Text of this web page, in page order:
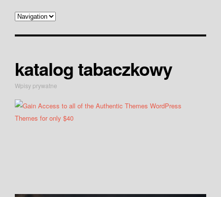
katalog tabaczkowy
Wpisy prywatne